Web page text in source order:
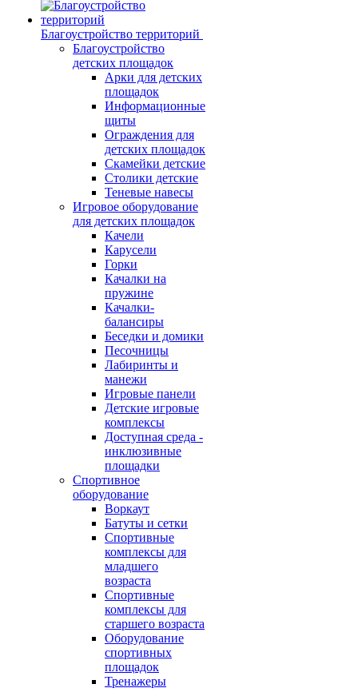
Благоустройство территорий
Благоустройство
детских площадок
Арки для детских
площадок
Информационные
щиты
Ограждения для
детских площадок
Скамейки детские
Столики детские
Теневые навесы
Игровое оборудование
для детских площадок
Качели
Карусели
Горки
Качалки на
пружине
Качалки-
балансиры
Беседки и домики
Песочницы
Лабиринты и
манежи
Игровые панели
Детские игровые
комплексы
Доступная среда -
инклюзивные
площадки
Спортивное
оборудование
Воркаут
Батуты и сетки
Спортивные
комплексы для
младшего
возраста
Спортивные
комплексы для
старшего возраста
Оборудование
спортивных
площадок
Тренажеры